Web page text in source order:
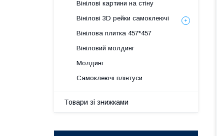
Вінілові картини на стіну
Вінілові 3D рейки самоклеючі
Вінілова плитка 457*457
Вініловий молдинг
Молдинг
Самоклеючі плінтуси
Товари зі знижками